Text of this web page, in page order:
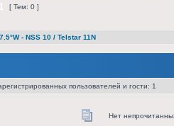
[ Тем: 0 ]
- NSS 10 / Telstar 11N
пользователей и гости: 1
Нет